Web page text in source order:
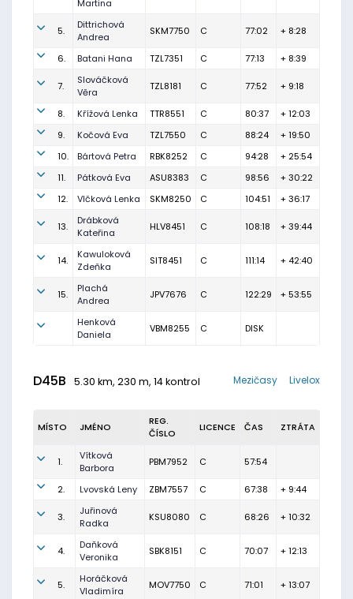
Martina
5.
Dittrichová
Andrea
SKM7750 C 77:02 + 8:28
6. Batani Hana TZL7351 C 77:13 + 8:39
7.
Slováčková
Věra
TZL8181 C 77:52 + 9:18
8. Křížová Lenka TTR8551 C 80:37
+ 12:03
9.
Kočová Eva TZL7550 C 88:24
+ 19:50
10.
Bártová Petra RBK8252 C 94:28
+ 25:54
11.
Pátková Eva ASU8383 C 98:56
+ 30:22
12.
Vlčková Lenka SKM8250 C 104:51 + 36:17
13.
Drábková
Kateřina
HLV8451 C 108:18 + 39:44
14.
Kawuloková
Zdeňka
SIT8451 C 111:14 + 42:40
15.
Plachá
Andrea
JPV7676 C 122:29 + 53:55
Henková
Daniela
VBM8255 C DISK
D45B 5.30 km, 230 m, 14 kontrol Livelox
Mezičasy
MÍSTO JMÉNO
REG.
ČÍSLO
LICENCE ČAS ZTRÁTA
1.
Vítková
Barbora
PBM7952 C 57:54
2. Lvovská Leny ZBM7557 C 67:38 + 9:44
3.
Juřinová
Radka
KSU8080 C 68:26 + 10:32
4.
Daňková
Veronika
SBK8151 C 70:07 + 12:13
5.
Horáčková
Vladimíra
MOV7750 C 71:01 + 13:07